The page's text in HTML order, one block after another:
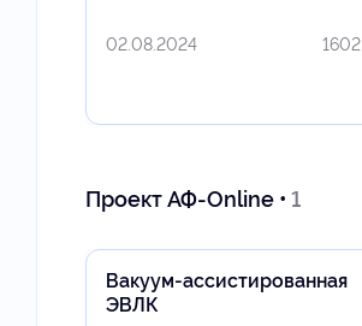
02.08.2024 1602
Проект АФ-Online • 1
Вакуум-ассистированная
ЭВЛК